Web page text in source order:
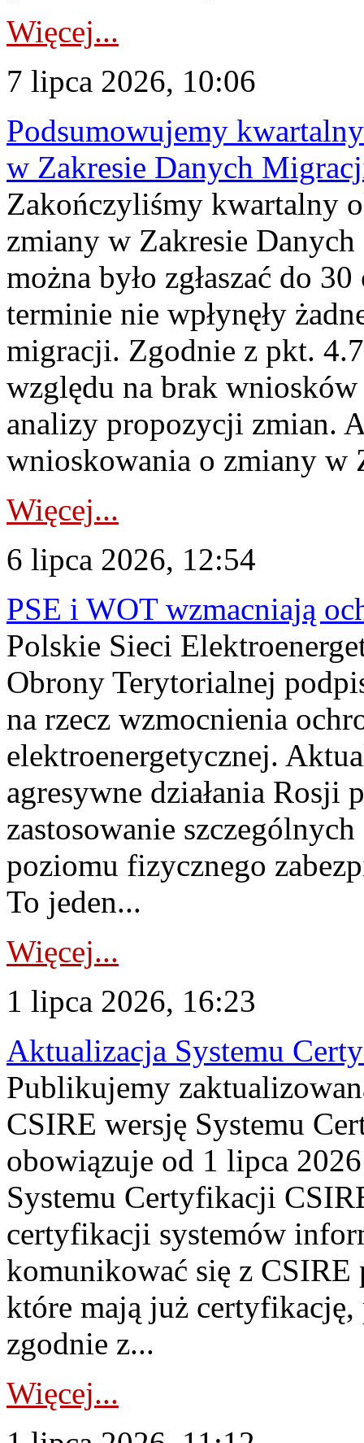
Więcej...
7 lipca 2026, 10:06
Podsumowujemy
w Zakresie Danych
Zakończyliśmy kwartalny
zmiany w Zakresie
można było zgłaszać do
terminie nie wpłynęły
migracji. Zgodnie z pkt.
względu na brak
analizy propozycji zmian.
wnioskowania o zmiany w
Więcej...
6 lipca 2026, 12:54
PSE i WOT wzmacniają
Polskie Sieci
Obrony Terytorialnej
na rzecz wzmocnienia
elektroenergetycznej.
agresywne działania Rosji
zastosowanie
poziomu fizycznego
To jeden...
Więcej...
1 lipca 2026, 16:23
Aktualizacja Systemu
Publikujemy
CSIRE wersję Systemu
obowiązuje od 1 lipca
Systemu Certyfikacji
certyfikacji systemów
komunikować się z
które mają już
zgodnie z...
Więcej...